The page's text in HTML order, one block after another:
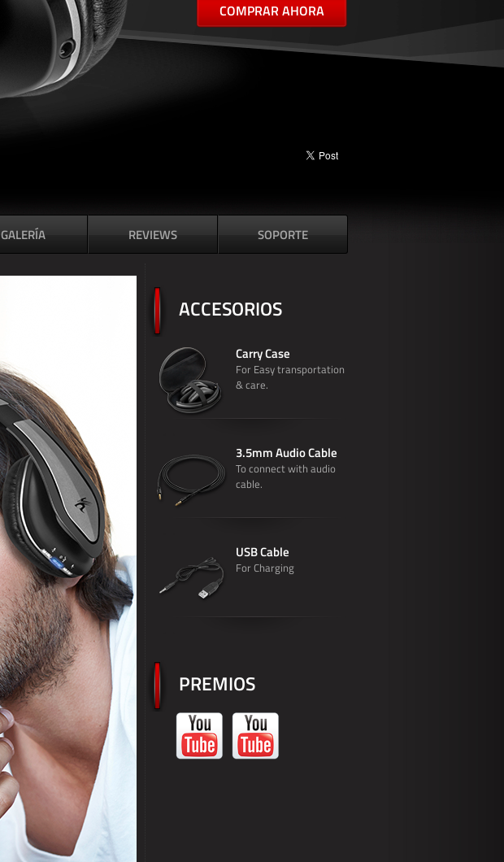
COMPRAR AHORA
GALERÍA REVIEWS SOPORTE
ACCESORIOS
Carry Case
For Easy transportation
& care.
3.5mm Audio Cable
To connect with audio
cable.
USB Cable
For Charging
PREMIOS